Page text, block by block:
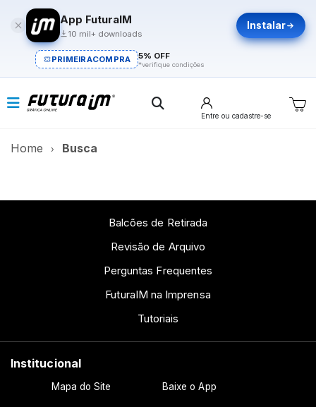
App FuturaIM
10 mil+ downloads
Instalar
PRIMEIRACOMPRA 5% OFF
*verifique condições
Entre ou cadastre-se
Home Busca
Balcões de Retirada
Revisão de Arquivo
Perguntas Frequentes
FuturaIM na Imprensa
Tutoriais
Institucional
Mapa do Site Baixe o App